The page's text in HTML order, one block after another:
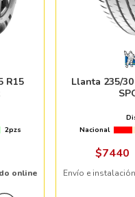
R15
2pzs
online
Llanta 235/30
Nacional
$7440
Envío e